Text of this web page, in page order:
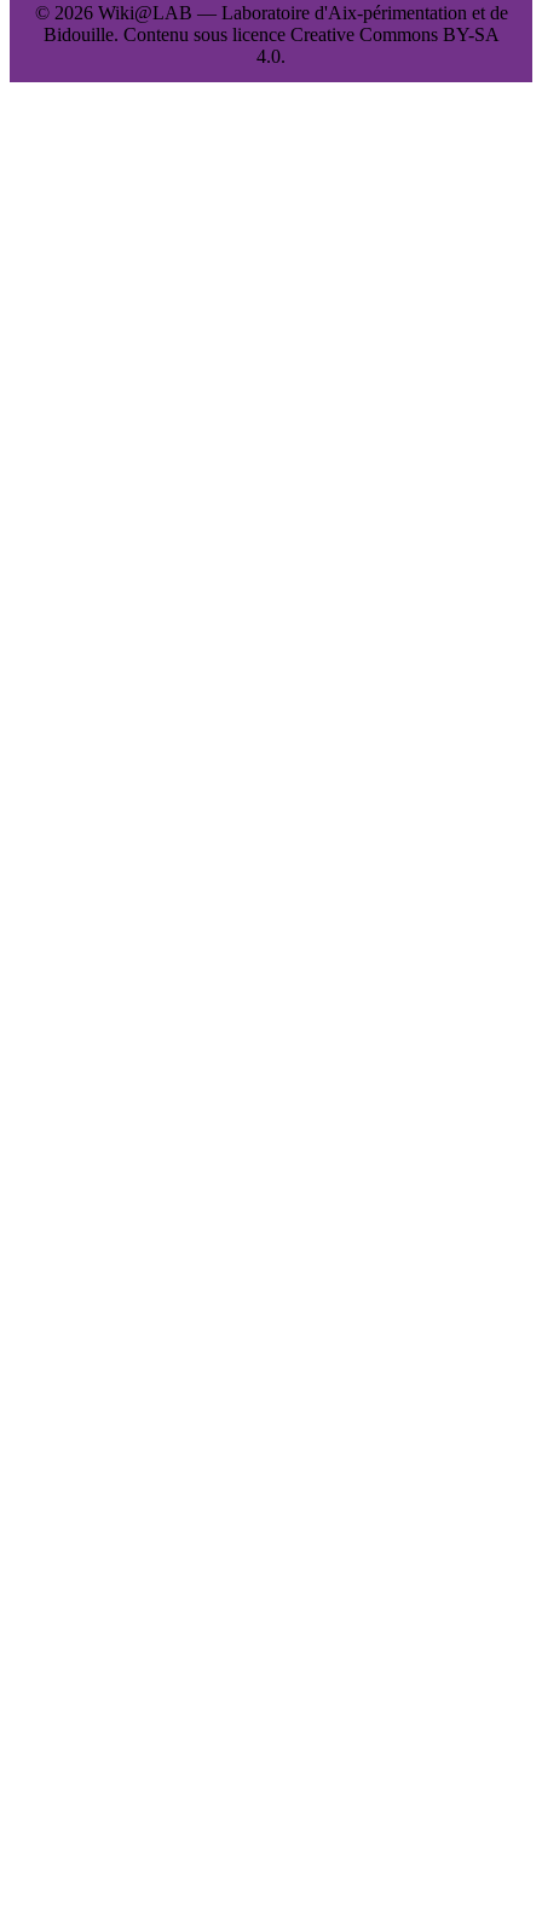
© 2026 Wiki@LAB — Laboratoire d'Aix-périmentation et de
Bidouille. Contenu sous licence Creative Commons BY-SA
4.0.